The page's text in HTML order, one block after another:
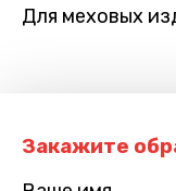
Для меховых
Закажите